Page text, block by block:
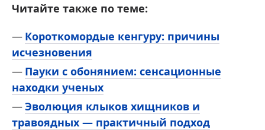
Читайте также по теме:
Короткомордые кенгуру: причины
исчезновения
Пауки с обонянием: сенсационные
находки ученых
Эволюция клыков хищников и
травоядных — практичный подход